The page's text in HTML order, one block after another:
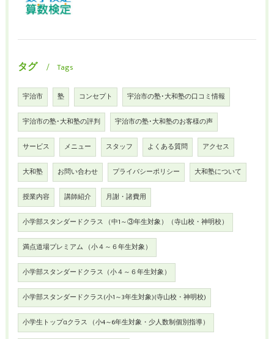
タグ Tags
宇治市 塾 コンセプト 宇治市の塾･大和塾の口コミ情報
宇治市の塾･大和塾の評判 宇治市の塾･大和塾のお客様の声
サービス メニュー スタッフ よくある質問 アクセス
大和塾 お問い合わせ プライバシーポリシー 大和塾について
授業内容 講師紹介 月謝・諸費用
小学部スタンダードクラス （中1～③年生対象）（寺山校・神明校）
満点道場プレミアム （小４～６年生対象）
小学部スタンダードクラス（小４～６年生対象）
小学部スタンダードクラス(小1～3年生対象)(寺山校・神明校)
小学生トップαクラス （小4～6年生対象・少人数制個別指導）